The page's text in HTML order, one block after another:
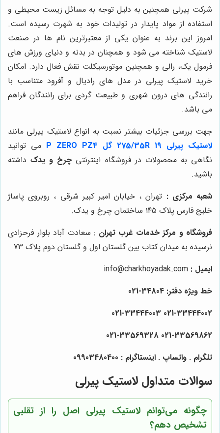
شرکت پیرلی همچنین به دلیل توجه به مسائل زیست محیطی و
استفاده از مواد پایدار در تولیدات خود به شهرت رسیده است.
امروز این برند به عنوان یکی از معتبرترین نام ها در صنعت
لاستیک شناخته می شود و همچنان در بدنه و دنیای ورزش های
فرمول یک، رالی و همچنین موتورسیکلت نقش فعال دارد. امکان
خرید لاستیک پیرلی در مدل های رادیال و آفرود متناسب با
رانندگی های درون شهری و طبیعت گردی برای رانندگان فراهم
می باشد.
جهت بررسی جزئیات بیشتر نسبت به انواع لاستیک پیرلی مانند
لاستیک پیرلی 275/35R 19 گل P ZERO PZ4
می توانید
نگاهی به محصولات در فروشگاه اینترنتی چرخ و یدکداشته
باشید.
شعبه مرکزی : تهران ، خیابان امیر کبیر شرقی ، روبروی پاساژ
خلیج فارس پلاک ۱۴۵ ساختمان چرخ و یدک.
فروشگاه و مرکز خدمات غرب تهران : سعادت آباد بلوار فرحزادی
نرسیده به میدان کتاب بین گلستان اول و گلستان دوم پلاک 73
ایمیل : info@charkhoyadak.com
خط ویژه دفتر: 34804-021
021-33444002 021-33444003
021-33569862
021-33569328
تلگرام . واتساپ . اینستاگرام : 09903480400
سوالات متداول لاستیک پیرلی
چگونه می‌توانم لاستیک پیرلی اصل را از تقلبی
تشخیص دهم؟